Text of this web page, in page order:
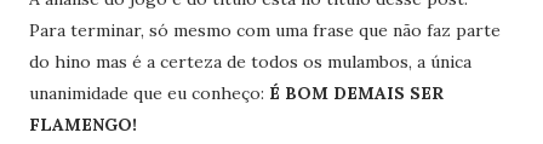
Para terminar, só mesmo com uma frase que não faz parte
do hino mas é a certeza de todos os mulambos, a única
unanimidade que eu conheço: É BOM DEMAIS SER
FLAMENGO!